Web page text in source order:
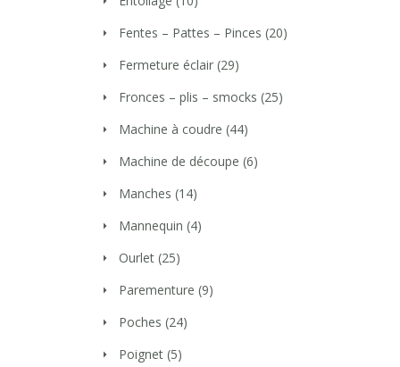
Fentes – Pattes – Pinces (20)
Fermeture éclair (29)
Fronces – plis – smocks (25)
Machine à coudre (44)
Machine de découpe (6)
Manches (14)
Mannequin (4)
Ourlet (25)
Parementure (9)
Poches (24)
Poignet (5)